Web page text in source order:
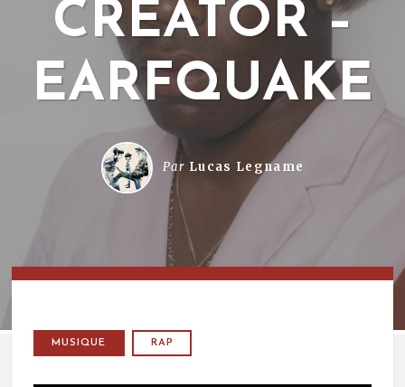
CREATOR –
EARFQUAKE
Par Lucas Legname
MUSIQUE RAP